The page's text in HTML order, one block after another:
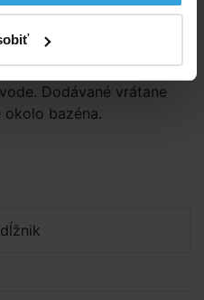
v zimnom období. Ide
proti mechanickému
Dodávané vrátane
okolo bazéna.